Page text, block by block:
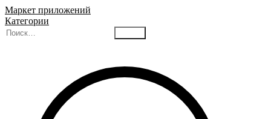
Маркет приложений
Категории